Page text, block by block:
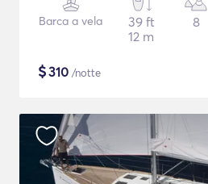
Barca a vela
39 ft
12 m
8
$310 /notte